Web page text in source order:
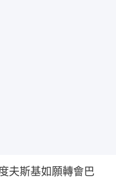
夫斯基如願轉會巴